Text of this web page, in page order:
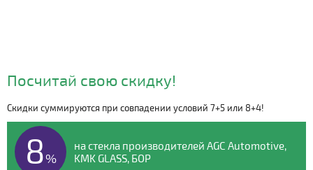
Видео о компании
Посчитай свою скидку!
Скидки суммируются при совпадении условий 7+5 или 8+4!
8%
на стекла производителей AGC Automotive,
KMK GLASS, БОР